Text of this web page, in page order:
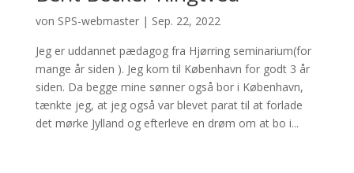
von SPS-webmaster| Sep. 22, 2022
Jeg er uddannet pædagog fra Hjørring seminarium(for
mange år siden ). Jeg kom til København for godt 3 år
siden. Da begge mine sønner også bor i København,
tænkte jeg, at jeg også var blevet parat til at forlade
det mørke Jylland og efterleve en drøm om at bo i...